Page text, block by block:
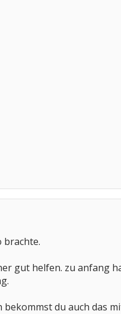
brachte.
gut helfen. zu anfang
du auch das